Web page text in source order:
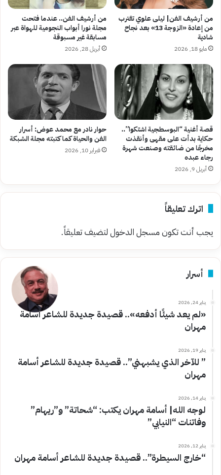
من أرشيف الفن| ليلى علوي تقترب
من إعادة «الزوجة 13» بعد نجاح
شادية
مايو 18, 2026
من أرشيف الفن.. عندما فتحت
مجلة نورا أبواب النجومية للهواة عبر
مسابقة غير مسبوقة
أبريل 28, 2026
قصة أغنية “البوسطجية اشتكوا”..
حكاية بدأت على مقهى وأنقذت
مخرجًا من ضائقته وصنعت شهرة
رجاء عبده
أبريل 9, 2026
حوار نادر مع محمد عوض: أسرار
الفن والحياة كما كتبته مجلة الشبكة
فبراير 10, 2026
اترك تعليقاً
يجب أنت تكونمسجل الدخوللتضيف تعليقاً.
أسرار
يناير 24, 2026
«لم يعد شيئًا أدفعه».. قصيدة جديدة للشاعر أسامة
مهران
يناير 19, 2026
” للآخر الذي يشبهني”.. قصيدة جديدة للشاعر أسامة
مهران
يناير 14, 2026
لوجه الله| أسامة مهران يكتب: “شحاتة” و”ريهام”
وفاتنات “النيابي”
يناير 12, 2026
“خارج السيطرة”.. قصيدة جديدة للشاعر أسامة مهران